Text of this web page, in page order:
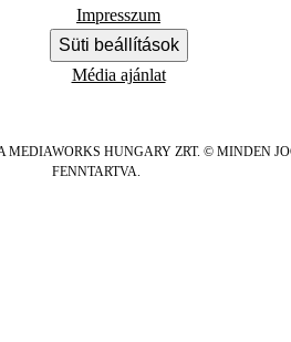
Impresszum
Süti beállítások
Média ajánlat
MEDIAWORKS HUNGARY ZRT. © MINDEN
FENNTARTVA.